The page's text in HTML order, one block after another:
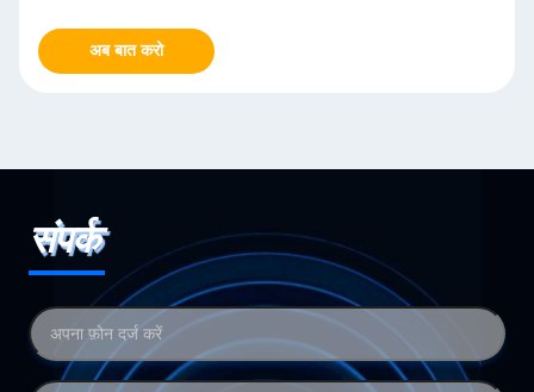
अब बात करो
संपर्क